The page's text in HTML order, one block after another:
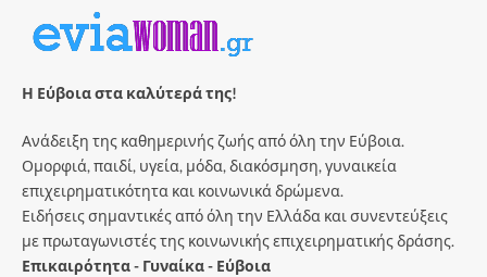
Η Εύβοια στα καλύτερά της!
Ανάδειξη της καθημερινής ζωής από όλη την Εύβοια.
Ομορφιά, παιδί, υγεία, μόδα, διακόσμηση, γυναικεία
επιχειρηματικότητα και κοινωνικά δρώμενα.
Ειδήσεις σημαντικές από όλη την Ελλάδα και συνεντεύξεις
με πρωταγωνιστές της κοινωνικής επιχειρηματικής δράσης.
Επικαιρότητα - Γυναίκα - Εύβοια